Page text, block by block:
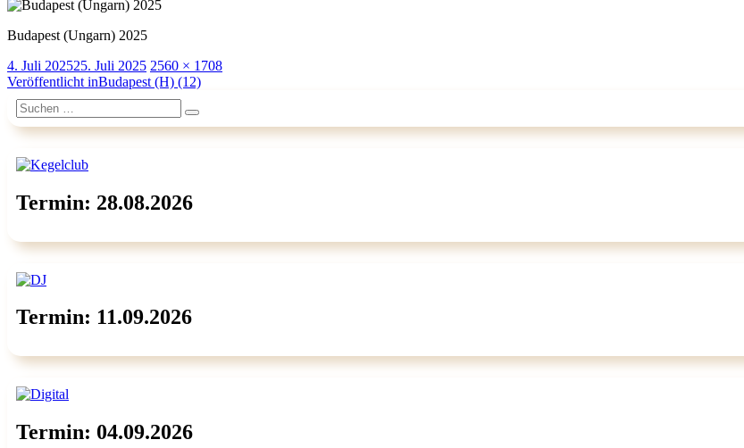
Budapest (Ungarn) 2025
Veröffentlicht
am
4. Juli 202525. Juli 2025 Originalgröße
2560 × 1708
Beitragsnavigation
Veröffentlicht inBudapest (H) (12)
Suchen
nach:
Suchen
Termin: 28.08.2026
Termin: 11.09.2026
Termin: 04.09.2026